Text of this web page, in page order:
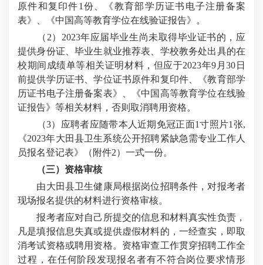
原件和复印件1份、《教育部学历证书电子注册备案
表》、《中国高等教育学位在线验证报告》。
（2）2023年应届毕业生尚未取得毕业证书的，应
提供身份证、毕业生就业推荐表、学校教务处出具的在
校期间成绩单等相关证明材料，但应于2023年9月30日
前提供学历证书、学位证书原件和复印件、《教育部学
历证书电子注册备案表》、《中国高等教育学位在线验
证报告》等相关材料，否则取消聘用资格。
（3）应聘者应随带本人近期免冠正面1寸照片1张,
《2023年大田县卫生系统公开招聘紧缺急需专业工作人
员报名登记表》（附件2）一式一份。
（三）资格审核
由大田县卫生健康局根据岗位招聘条件，对报考者
现场报名提供的材料进行资格审核。
报考者应对自己所提交的信息和材料真实性负责，
凡是填报信息失真或提供虚假材料的，一经查实，即取
消考试资格或聘用资格。资格审查工作贯穿招聘工作全
过程，在任何阶段发现报名者有不符合岗位要求情形